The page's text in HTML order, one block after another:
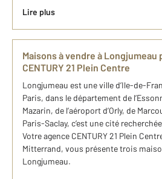
Lire plus
Maisons à vendre à Longjumeau
CENTURY 21 Plein Centre
Longjumeau est une ville d’Ile-de-
Paris, dans le département de
Mazarin, de l’aéroport d’Orly, de
Paris-Saclay, c’est une cité
Votre agence CENTURY 21 Plein
Mitterrand, vous présente trois
Longjumeau.